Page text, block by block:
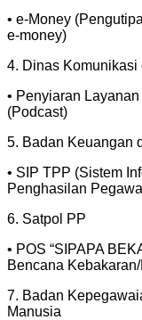
• e-Money
e-money)
4. Dinas Komunikasi
• Penyiaran
(Podcast)
5. Badan Keuangan
• SIP TPP (Sistem
Penghasilan
6. Satpol PP
• POS “SIPAPA
Bencana
7. Badan
Manusia